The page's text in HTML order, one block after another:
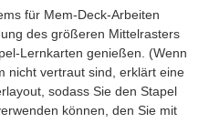
für Mem-Deck-Arbeiten
des größeren Mittelrasters
Lernkarten genießen. (Wenn
nicht vertraut sind, erklärt eine
sodass Sie den Stapel
können, den Sie mit